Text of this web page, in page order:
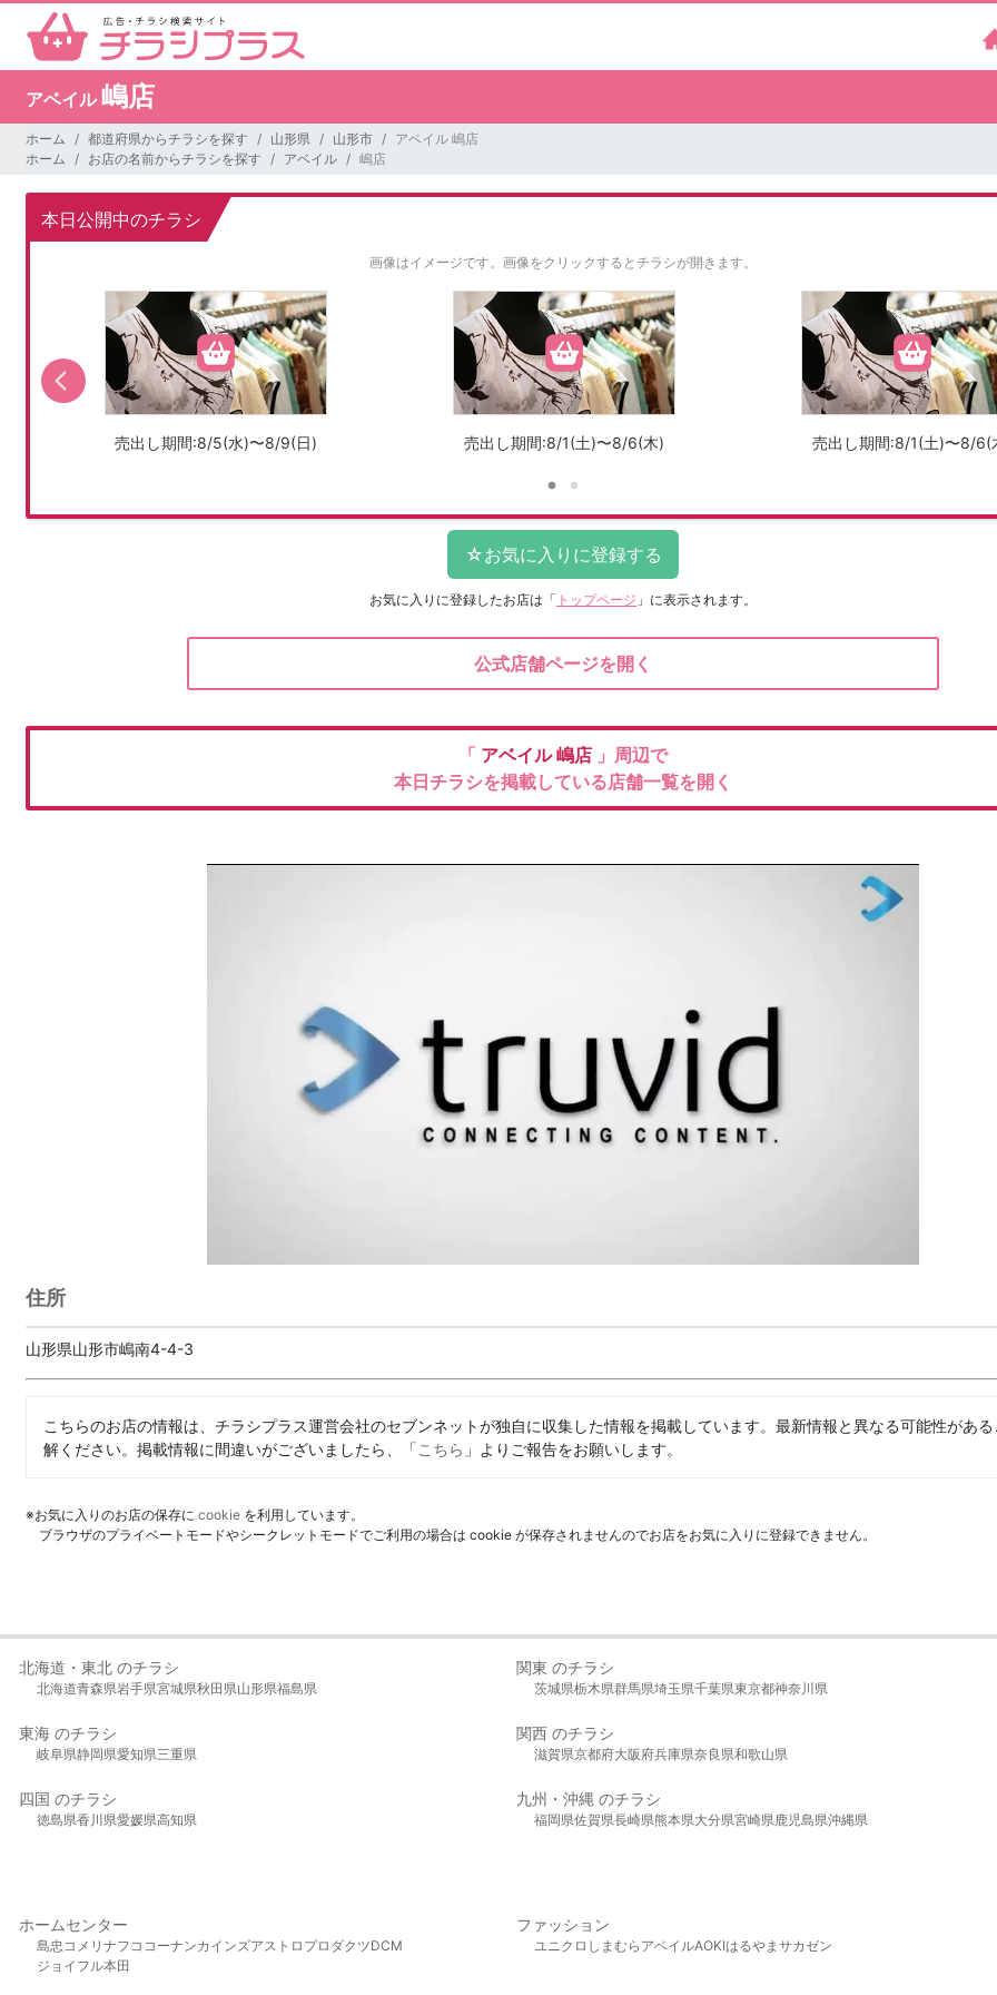
アベイル嶋店
ホーム 都道府県からチラシを探す 山形県 山形市
アベイル 嶋店
ホーム
お店の名前からチラシを探す アベイル 嶋店
本日公開中のチラシ
画像はイメージです。 画像をクリックするとチラシが開きます。
売出し期間:8/5(水)〜8/9(日) 売出し期間:8/1(土)〜8/6(木) 売出し期間:8/1(土)〜8/6(
お気に入りに登録したお店は 「 トップページ 」に表示されます。
公式店舗ページを開く
「 アベイル嶋店 」周辺で
本日チラシを掲載している店舗一覧を開く
住所
山形県山形市嶋南4-4-3
こちらのお店の情報は、チラシプラス運営会社のセブンネットが独自に収集した情報を掲載しています。最新情報と異なる可能性があ
解ください。掲載情報に間違いがございましたら、「こちら 」よりご報告をお願いします。
※お気に入りのお店の保存に cookie を利用しています。
ブラウザのプライベートモードやシークレットモードでご利用の場合は cookie が保存されませんのでお店をお気に入りに登録できません。
北海道・東北 のチラシ
北海道青森県岩手県宮城県秋田県山形県福島県
関東 のチラシ
茨城県栃木県群馬県埼玉県千葉県東京都神奈川県
東海 のチラシ
岐阜県静岡県愛知県三重県
関西 のチラシ
滋賀県京都府大阪府兵庫県奈良県和歌山県
四国 のチラシ
徳島県香川県愛媛県高知県
九州・沖縄 のチラシ
福岡県佐賀県長崎県熊本県大分県宮崎県鹿児島県沖縄県
ホームセンター
島忠 コメリ ナフコ コーナンカインズアストロプロダクツDCM
ジョイフル本田
ファッション
ユニクロ しまむら アベイルAOKIはるやま サカゼン